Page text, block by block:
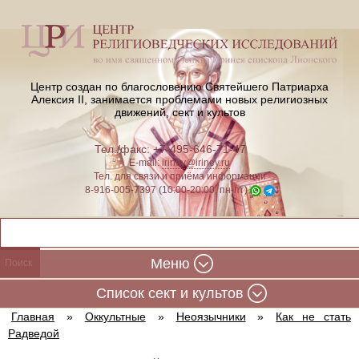
Центр создан по благословению Святейшего Патриарха
Алексия II, занимается проблемами новых религиозных
движений, сект и культов
Тел./факс: +7-495-646-71-47
E-mail:iriney@iriney.ru
Тел. для связи и приёма информации
8-916-005-7397 (10:00-20:00, пн-пт)
Меню
Cписок сект и культов
Главная » Оккультные » Неоязычники »
Как не стать
Радведой